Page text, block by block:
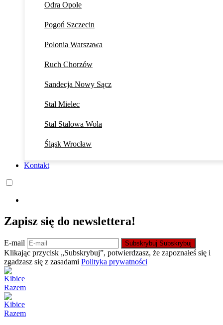
Odra Opole
Pogoń Szczecin
Polonia Warszawa
Ruch Chorzów
Sandecja Nowy Sącz
Stal Mielec
Stal Stalowa Wola
Śląsk Wrocław
Kontakt
Zapisz się do newslettera!
E-mail Subskrybuj Subskrybuj
Klikając przycisk „Subskrybuj”, potwierdzasz, że zapoznałeś się i
zgadzasz się z zasadami Polityka prywatności